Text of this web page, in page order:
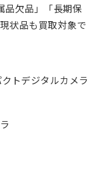
品欠品」「長期保
状品も買取対象で
トデジタルカメラ